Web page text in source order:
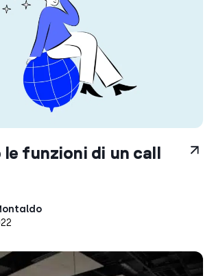
le funzioni di un call